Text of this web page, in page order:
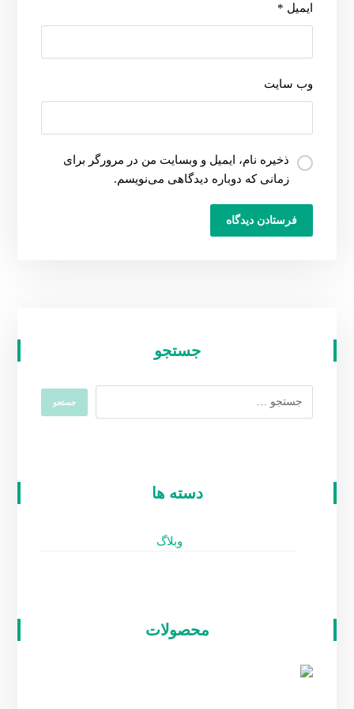
ایمیل *
وب‌ سایت
ذخیره نام، ایمیل و وبسایت من در مرورگر برای
زمانی که دوباره دیدگاهی می‌نویسم.
جستجو
دسته ها
وبلاگ
محصولات